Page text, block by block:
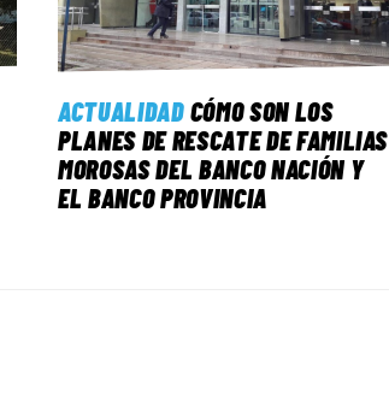
ACTUALIDAD CÓMO SON LOS
PLANES DE RESCATE DE FAMILIAS
MOROSAS DEL BANCO NACIÓN Y
EL BANCO PROVINCIA